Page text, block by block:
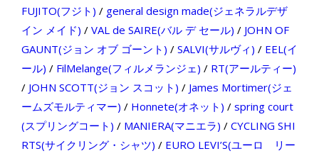
FUJITO(フジト) / general design made(ジェネラルデザ
イン メイド) / VAL de SAIRE(バル デ セール) / JOHN OF
GAUNT(ジョン オブ ゴーント) / SALVI(サルヴィ) / EEL(イ
ール) / FilMelange(フィルメランジェ) / RT(アールティー)
/ JOHN SCOTT(ジョン スコット) / James Mortimer(ジェ
ームズモルティマー) / Honnete(オネット) / spring court
(スプリングコート) / MANIERA(マニエラ) / CYCLING SHI
RTS(サイクリング・シャツ) / EURO LEVI’S(ユーロ リー